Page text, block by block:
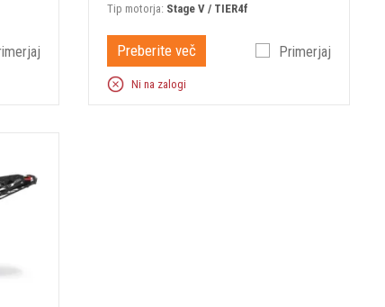
Tip motorja: Stage V / TIER4f
Preberite več Primerjaj
Ni na zalogi